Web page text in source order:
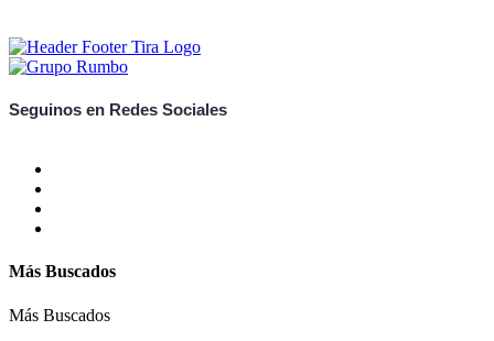
Seguinos en Redes Sociales
Más Buscados
Más Buscados